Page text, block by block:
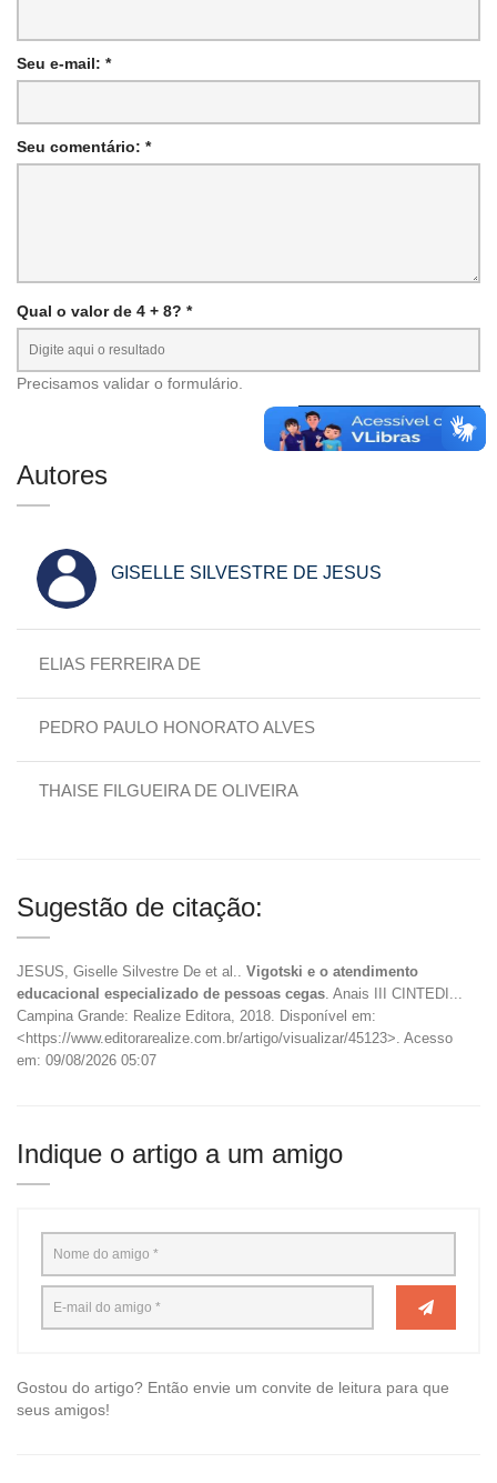
Seu e-mail: *
Seu comentário: *
Qual o valor de 4 + 8? *
Precisamos validar o formulário.
Autores
GISELLE SILVESTRE DE JESUS
ELIAS FERREIRA DE
PEDRO PAULO HONORATO ALVES
THAISE FILGUEIRA DE OLIVEIRA
Sugestão de citação:
JESUS, Giselle Silvestre De et al.. Vigotski e o atendimento
educacional especializado de pessoas cegas . Anais III CINTEDI...
Campina Grande: Realize Editora, 2018. Disponível em:
<https://www.editorarealize.com.br/artigo/visualizar/45123>. Acesso
em: 09/08/2026 05:07
Indique o artigo a um amigo
Gostou do artigo? Então envie um convite de leitura para que
seus amigos!